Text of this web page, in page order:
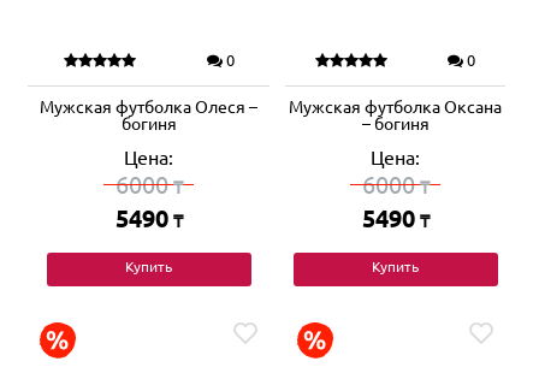
0
Мужская футболка Олеся –
богиня
Цена:
6000₸
5490 ₸
Купить
0
Мужская футболка Оксана
– богиня
Цена:
6000₸
5490 ₸
Купить